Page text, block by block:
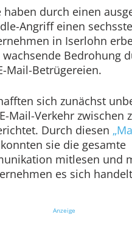
durch einen
Angriff einen
in Iserlohn
Bedrohung
Mail-Betrügereien.
sich zunächst
Mail-Verkehr zwischen
Durch diesen
sie die gesamte
mitlesen und
es sich
Anzeige